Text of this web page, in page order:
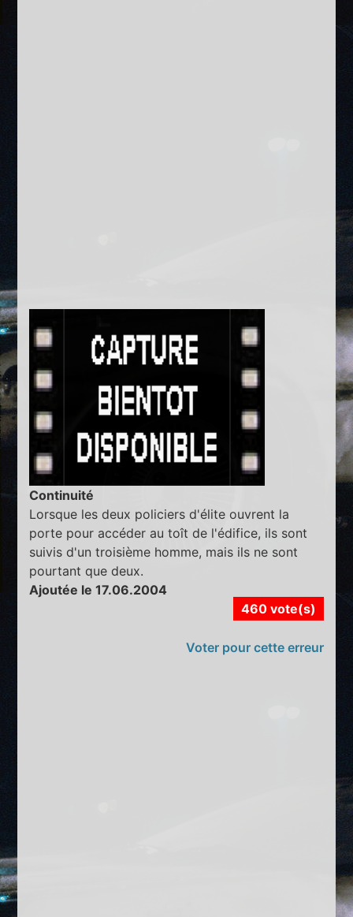
Continuité
Lorsque les deux policiers d'élite ouvrent la
porte pour accéder au toît de l'édifice, ils sont
suivis d'un troisième homme, mais ils ne sont
pourtant que deux.
Ajoutée le 17.06.2004
460 vote(s)
Voter pour cette erreur